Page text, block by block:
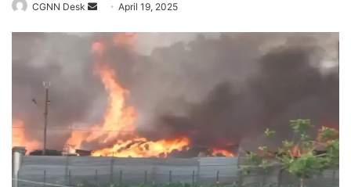
CGNN Desk
n
a
e
m
a
i
April 19, 2025